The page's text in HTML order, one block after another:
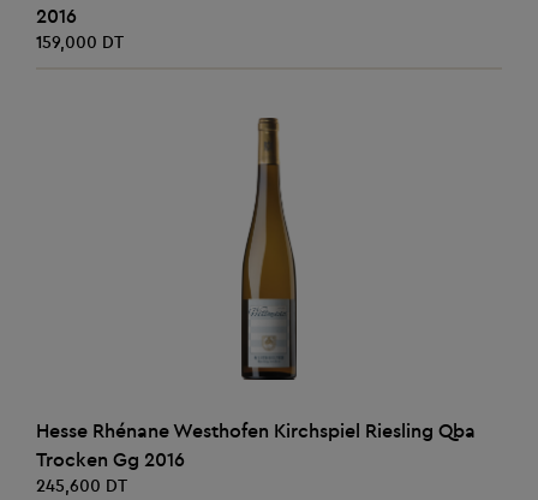
2016
159,000 DT
AJOUTER AU PANIER
Hesse Rhénane Westhofen Kirchspiel Riesling Qba
Trocken Gg 2016
245,600 DT